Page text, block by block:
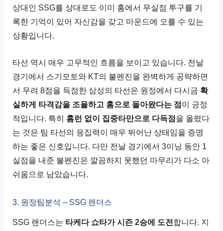
상대인 SSG를 상대로도 이미 홈에서 무실점 투구를 기
록한 기억이 있어 자신감을 갖고 마운드에 오를 수 있는
상황입니다.
타선 역시 매우 고무적인 흐름을 보이고 있습니다. 전날
경기에서 스기모토와 KT의 불펜진을 완벽하게 공략하면
서 무려 8점을 득점한 삼성의 타선은 원정에서 다시금 확
실하게 타격감을 조율하고 홈으로 돌아왔다는 점 이 긍정
적입니다. 특히 홈런 없이 집중타만으로 다득점 을 올렸다
는 것은 팀 타선의 응집력이 매우 뛰어난 상태임을 증명
하는 좋은 신호입니다. 다만 전날 경기에서 3이닝 동안 1
실점을 내준 불펜진은 깔끔하지 못했던 마무리가 다소 아
쉬움으로 남았습니다.
3. 원정팀분석 – SSG 랜더스
SSG 랜더스는 타케다 쇼타가 시즌 2승에 도전 합니다. 지